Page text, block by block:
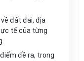
đất đai, địa
tế của từng
đề ra, trong